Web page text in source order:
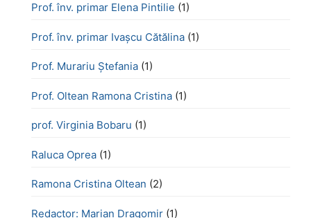
Prof. înv. primar Elena Pintilie (1)
Prof. înv. primar Ivașcu Cătălina (1)
Prof. Murariu Ștefania (1)
Prof. Oltean Ramona Cristina (1)
prof. Virginia Bobaru (1)
Raluca Oprea (1)
Ramona Cristina Oltean (2)
Redactor: Marian Dragomir (1)